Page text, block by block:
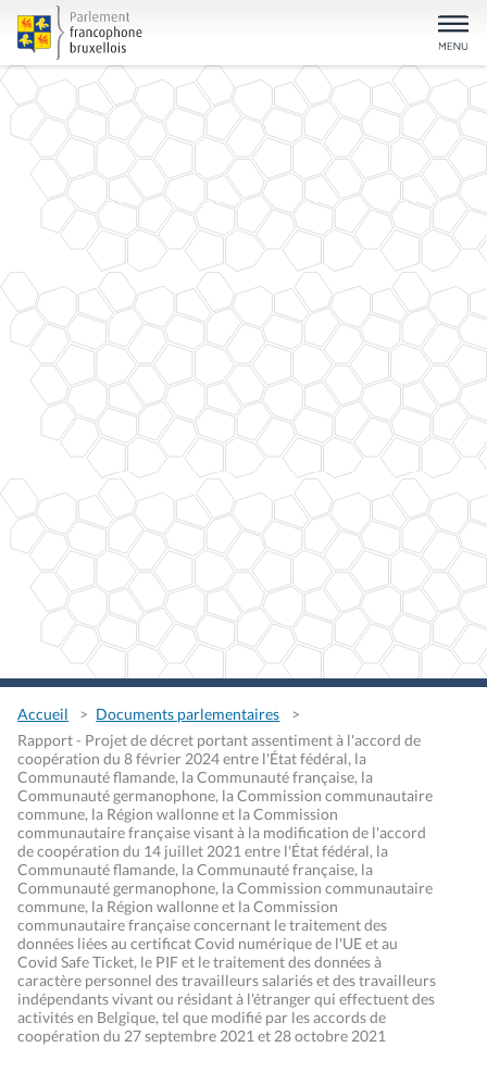
Accueil
Documents parlementaires
Rapport - Projet de décret portant assentiment à l'accord de
coopération du 8 février 2024 entre l'État fédéral, la
Communauté flamande, la Communauté française, la
Communauté germanophone, la Commission communautaire
commune, la Région wallonne et la Commission
communautaire française visant à la modification de l'accord
de coopération du 14 juillet 2021 entre l'État fédéral, la
Communauté flamande, la Communauté française, la
Communauté germanophone, la Commission communautaire
commune, la Région wallonne et la Commission
communautaire française concernant le traitement des
données liées au certificat Covid numérique de l'UE et au
Covid Safe Ticket, le PIF et le traitement des données à
caractère personnel des travailleurs salariés et des travailleurs
indépendants vivant ou résidant à l'étranger qui effectuent des
activités en Belgique, tel que modifié par les accords de
coopération du 27 septembre 2021 et 28 octobre 2021